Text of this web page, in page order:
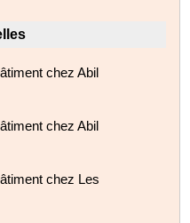
chez Abil
chez Abil
chez Les